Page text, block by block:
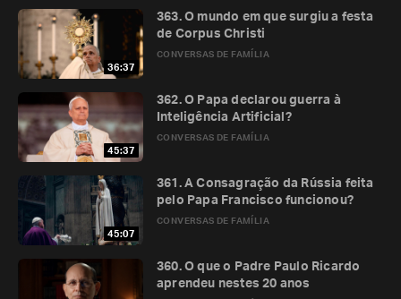
36:37
CONVERSAS DE FAMÍLIA
363. O mundo em que surgiu a festa
de Corpus Christi
45:37
CONVERSAS DE FAMÍLIA
362. O Papa declarou guerra à
Inteligência Artificial?
45:07
CONVERSAS DE FAMÍLIA
361. A Consagração da Rússia feita
pelo Papa Francisco funcionou?
360. O que o Padre Paulo Ricardo
aprendeu nestes 20 anos